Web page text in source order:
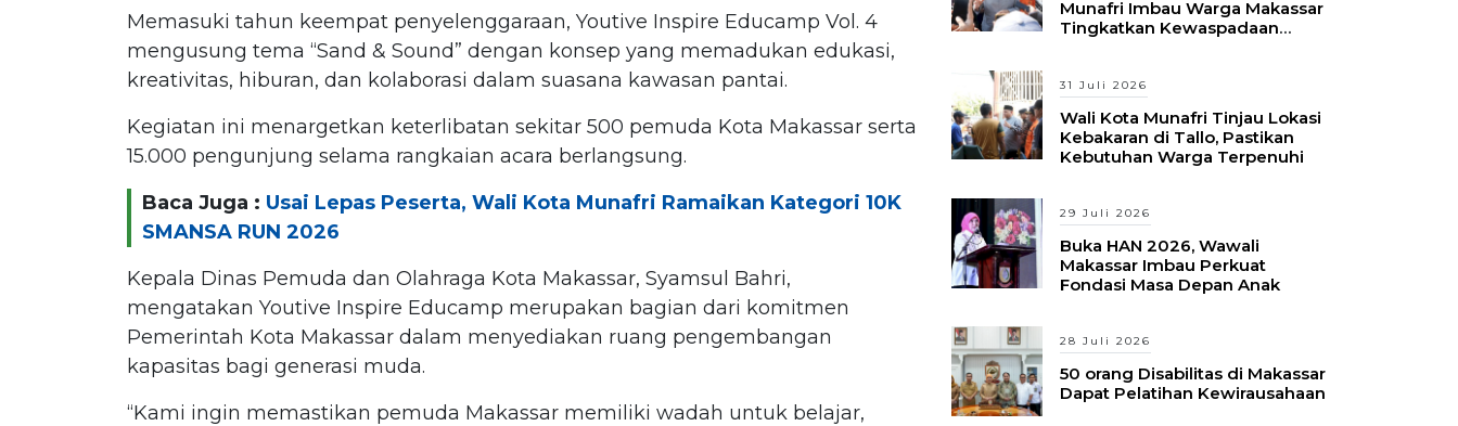
Memasuki tahun keempat penyelenggaraan, Youtive Inspire Educamp Vol. 4
mengusung tema “Sand & Sound” dengan konsep yang memadukan edukasi,
kreativitas, hiburan, dan kolaborasi dalam suasana kawasan pantai.
Kegiatan ini menargetkan keterlibatan sekitar 500 pemuda Kota Makassar serta
15.000 pengunjung selama rangkaian acara berlangsung.
Baca Juga : Usai Lepas Peserta, Wali Kota Munafri Ramaikan Kategori 10K
SMANSA RUN 2026
Kepala Dinas Pemuda dan Olahraga Kota Makassar, Syamsul Bahri,
mengatakan Youtive Inspire Educamp merupakan bagian dari komitmen
Pemerintah Kota Makassar dalam menyediakan ruang pengembangan
kapasitas bagi generasi muda.
“Kami ingin memastikan pemuda Makassar memiliki wadah untuk belajar,
Munafri Imbau Warga Makassar
Tingkatkan Kewaspadaan
31 Juli 2026
Wali Kota Munafri Tinjau Lokasi
Kebakaran di Tallo, Pastikan
Kebutuhan Warga Terpenuhi
29 Juli 2026
Buka HAN 2026, Wawali
Makassar Imbau Perkuat
Fondasi Masa Depan Anak
28 Juli 2026
50 orang Disabilitas di Makassar
Dapat Pelatihan Kewirausahaan